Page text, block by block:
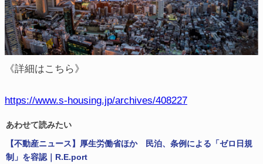
《詳細はこちら》
https://www.s-housing.jp/archives/408227
あわせて読みたい
【不動産ニュース】厚生労働省ほか 民泊、条例による「ゼロ日規
制」を容認｜R.E.port